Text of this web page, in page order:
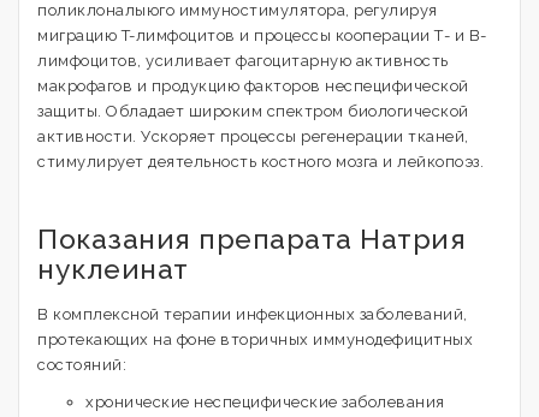
поликлоналыюго иммуностимулятора, регулируя
миграцию T-лимфоцитов и процессы кооперации Т- и В-
лимфоцитов, усиливает фагоцитарную активность
макрофагов и продукцию факторов неспецифической
защиты. Обладает широким спектром биологической
активности. Ускоряет процессы регенерации тканей,
стимулирует деятельность костного мозга и лейкопоэз.
Показания препарата Натрия
нуклеинат
В комплексной терапии инфекционных заболеваний,
протекающих на фоне вторичных иммунодефицитных
состояний:
хронические неспецифические заболевания